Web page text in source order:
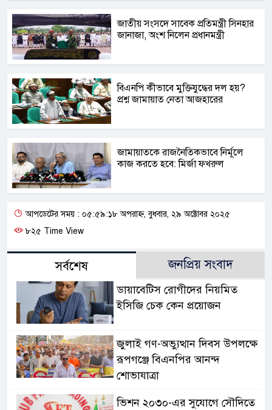
জাতীয় সংসদে সাবেক প্রতিমন্ত্রী সিনহার
জানাজা, অংশ নিলেন প্রধানমন্ত্রী
বিএনপি কীভাবে মুক্তিযুদ্ধের দল হয়?
প্রশ্ন জামায়াত নেতা আজহারের
জামায়াতকে রাজনৈতিকভাবে নির্মূলে
কাজ করতে হবে: মির্জা ফখরুল
আপডেটের সময় : ০৫:৫৯:১৮ অপরাহ্ন, বুধবার, ২৯ অক্টোবর ২০২৫
৮২৫ Time View
সর্বশেষ জনপ্রিয় সংবাদ
ডায়াবেটিস রোগীদের নিয়মিত
ইসিজি চেক কেন প্রয়োজন
জুলাই গণ-অভ্যুত্থান দিবস উপলক্ষে
রূপগঞ্জে বিএনপির আনন্দ
শোভাযাত্রা
ভিশন ২০৩০-এর সুযোগে সৌদিতে